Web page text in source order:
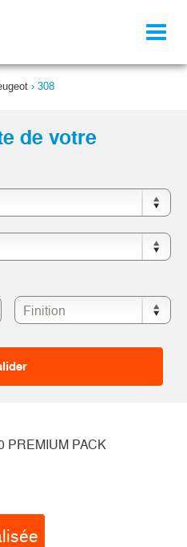
› 308
de votre
PREMIUM PACK